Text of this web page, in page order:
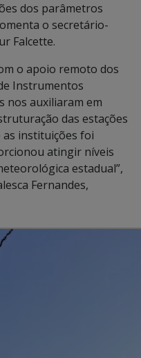
dos parâmetros
o secretário-
Falcette.
o apoio remoto dos
Instrumentos
nos auxiliaram em
das estações
instituições foi
atingir níveis
estadual”,
Fernandes,